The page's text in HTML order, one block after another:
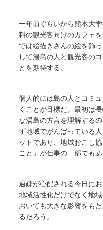
一年前ぐらいから熊本大
料の観光客向けのカフェ
では絵描きさんの絵を飾
して湯島の人と観光客の
とを期待する。
個人的には島の人とコミ
くことが目標だ。最初は
な湯島の方言を理解する
ず地域でがんばっている
ットであり、地域おこし
こと」が仕事の一部でもあ
過疎が心配される今日に
地域活性化だけでなく地
おいても大きな影響をも
るだろう。